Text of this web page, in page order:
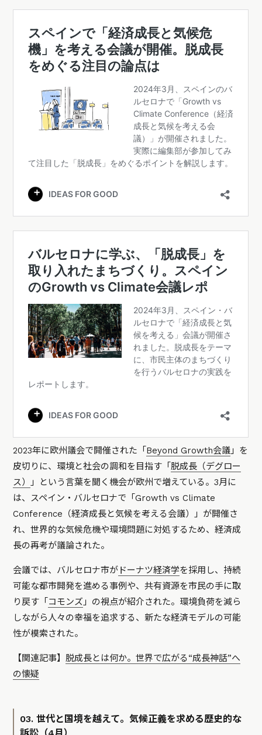
2023年に欧州議会で開催された「 Beyond Growth会議 」を
皮切りに、環境と社会の調和を目指す「 脱成長（デグロー
ス）
」という言葉を聞く機会が欧州で増えている。3月に
は、スペイン・バルセロナで「Growth vs Climate
Conference（経済成長と気候を考える会議）」が開催さ
れ、世界的な気候危機や環境問題に対処するため、経済成
長の再考が議論された。
会議では、バルセロナ市が ドーナツ経済学を採用し、持続
可能な都市開発を進める事例や、共有資源を市民の手に取
り戻す「 コモンズ 」の視点が紹介された。環境負荷を減ら
しながら人々の幸福を追求する、新たな経済モデルの可能
性が模索された。
【関連記事】 脱成長とは何か。世界で広がる“成長神話”へ
の懐疑
03. 世代と国境を越えて。気候正義を求める歴史的な
訴訟（4月）